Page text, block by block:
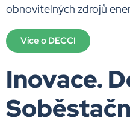
obnovitelných zdrojů
Více o DECCI
Inovace.